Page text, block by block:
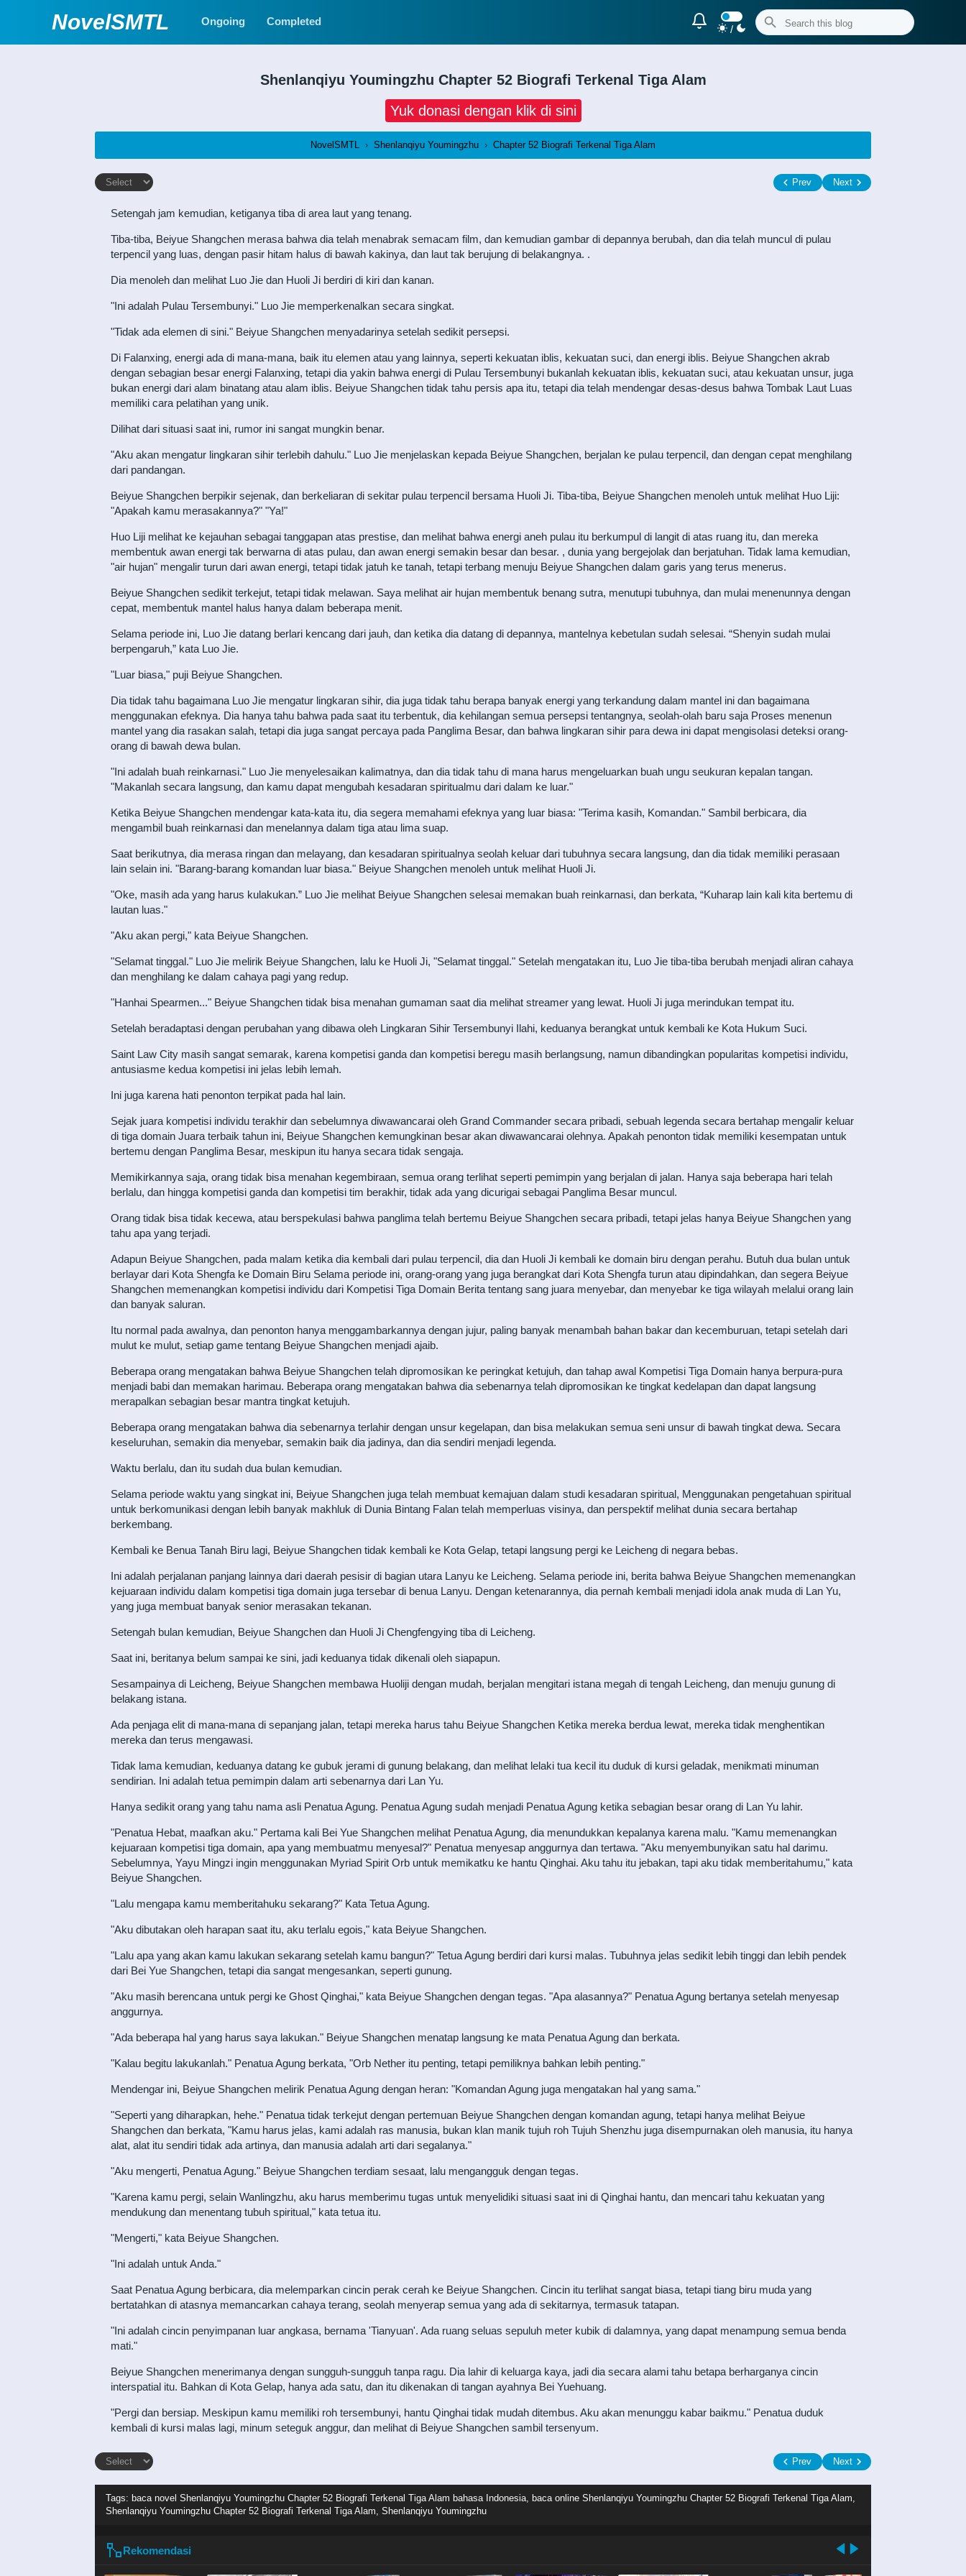
NovelSMTL Ongoing Completed
/
Shenlanqiyu Youmingzhu Chapter 52 Biografi Terkenal Tiga Alam
Yuk donasi dengan klik di sini
NovelSMTL › Shenlanqiyu Youmingzhu › Chapter 52 Biografi Terkenal Tiga Alam
Prev Next
Setengah jam kemudian, ketiganya tiba di area laut yang tenang.
Tiba-tiba, Beiyue Shangchen merasa bahwa dia telah menabrak semacam film, dan kemudian gambar di depannya berubah, dan dia telah muncul di pulau
terpencil yang luas, dengan pasir hitam halus di bawah kakinya, dan laut tak berujung di belakangnya. .
Dia menoleh dan melihat Luo Jie dan Huoli Ji berdiri di kiri dan kanan.
"Ini adalah Pulau Tersembunyi." Luo Jie memperkenalkan secara singkat.
"Tidak ada elemen di sini." Beiyue Shangchen menyadarinya setelah sedikit persepsi.
Di Falanxing, energi ada di mana-mana, baik itu elemen atau yang lainnya, seperti kekuatan iblis, kekuatan suci, dan energi iblis. Beiyue Shangchen akrab
dengan sebagian besar energi Falanxing, tetapi dia yakin bahwa energi di Pulau Tersembunyi bukanlah kekuatan iblis, kekuatan suci, atau kekuatan unsur, juga
bukan energi dari alam binatang atau alam iblis. Beiyue Shangchen tidak tahu persis apa itu, tetapi dia telah mendengar desas-desus bahwa Tombak Laut Luas
memiliki cara pelatihan yang unik.
Dilihat dari situasi saat ini, rumor ini sangat mungkin benar.
"Aku akan mengatur lingkaran sihir terlebih dahulu." Luo Jie menjelaskan kepada Beiyue Shangchen, berjalan ke pulau terpencil, dan dengan cepat menghilang
dari pandangan.
Beiyue Shangchen berpikir sejenak, dan berkeliaran di sekitar pulau terpencil bersama Huoli Ji. Tiba-tiba, Beiyue Shangchen menoleh untuk melihat Huo Liji:
"Apakah kamu merasakannya?" "Ya!"
Huo Liji melihat ke kejauhan sebagai tanggapan atas prestise, dan melihat bahwa energi aneh pulau itu berkumpul di langit di atas ruang itu, dan mereka
membentuk awan energi tak berwarna di atas pulau, dan awan energi semakin besar dan besar. , dunia yang bergejolak dan berjatuhan. Tidak lama kemudian,
"air hujan" mengalir turun dari awan energi, tetapi tidak jatuh ke tanah, tetapi terbang menuju Beiyue Shangchen dalam garis yang terus menerus.
Beiyue Shangchen sedikit terkejut, tetapi tidak melawan. Saya melihat air hujan membentuk benang sutra, menutupi tubuhnya, dan mulai menenunnya dengan
cepat, membentuk mantel halus hanya dalam beberapa menit.
Selama periode ini, Luo Jie datang berlari kencang dari jauh, dan ketika dia datang di depannya, mantelnya kebetulan sudah selesai. “Shenyin sudah mulai
berpengaruh,” kata Luo Jie.
"Luar biasa," puji Beiyue Shangchen.
Dia tidak tahu bagaimana Luo Jie mengatur lingkaran sihir, dia juga tidak tahu berapa banyak energi yang terkandung dalam mantel ini dan bagaimana
menggunakan efeknya. Dia hanya tahu bahwa pada saat itu terbentuk, dia kehilangan semua persepsi tentangnya, seolah-olah baru saja Proses menenun
mantel yang dia rasakan salah, tetapi dia juga sangat percaya pada Panglima Besar, dan bahwa lingkaran sihir para dewa ini dapat mengisolasi deteksi orang-
orang di bawah dewa bulan.
"Ini adalah buah reinkarnasi." Luo Jie menyelesaikan kalimatnya, dan dia tidak tahu di mana harus mengeluarkan buah ungu seukuran kepalan tangan.
"Makanlah secara langsung, dan kamu dapat mengubah kesadaran spiritualmu dari dalam ke luar."
Ketika Beiyue Shangchen mendengar kata-kata itu, dia segera memahami efeknya yang luar biasa: "Terima kasih, Komandan." Sambil berbicara, dia
mengambil buah reinkarnasi dan menelannya dalam tiga atau lima suap.
Saat berikutnya, dia merasa ringan dan melayang, dan kesadaran spiritualnya seolah keluar dari tubuhnya secara langsung, dan dia tidak memiliki perasaan
lain selain ini. "Barang-barang komandan luar biasa." Beiyue Shangchen menoleh untuk melihat Huoli Ji.
"Oke, masih ada yang harus kulakukan.” Luo Jie melihat Beiyue Shangchen selesai memakan buah reinkarnasi, dan berkata, “Kuharap lain kali kita bertemu di
lautan luas."
"Aku akan pergi," kata Beiyue Shangchen.
"Selamat tinggal." Luo Jie melirik Beiyue Shangchen, lalu ke Huoli Ji, "Selamat tinggal." Setelah mengatakan itu, Luo Jie tiba-tiba berubah menjadi aliran cahaya
dan menghilang ke dalam cahaya pagi yang redup.
"Hanhai Spearmen..." Beiyue Shangchen tidak bisa menahan gumaman saat dia melihat streamer yang lewat. Huoli Ji juga merindukan tempat itu.
Setelah beradaptasi dengan perubahan yang dibawa oleh Lingkaran Sihir Tersembunyi Ilahi, keduanya berangkat untuk kembali ke Kota Hukum Suci.
Saint Law City masih sangat semarak, karena kompetisi ganda dan kompetisi beregu masih berlangsung, namun dibandingkan popularitas kompetisi individu,
antusiasme kedua kompetisi ini jelas lebih lemah.
Ini juga karena hati penonton terpikat pada hal lain.
Sejak juara kompetisi individu terakhir dan sebelumnya diwawancarai oleh Grand Commander secara pribadi, sebuah legenda secara bertahap mengalir keluar
di tiga domain Juara terbaik tahun ini, Beiyue Shangchen kemungkinan besar akan diwawancarai olehnya. Apakah penonton tidak memiliki kesempatan untuk
bertemu dengan Panglima Besar, meskipun itu hanya secara tidak sengaja.
Memikirkannya saja, orang tidak bisa menahan kegembiraan, semua orang terlihat seperti pemimpin yang berjalan di jalan. Hanya saja beberapa hari telah
berlalu, dan hingga kompetisi ganda dan kompetisi tim berakhir, tidak ada yang dicurigai sebagai Panglima Besar muncul.
Orang tidak bisa tidak kecewa, atau berspekulasi bahwa panglima telah bertemu Beiyue Shangchen secara pribadi, tetapi jelas hanya Beiyue Shangchen yang
tahu apa yang terjadi.
Adapun Beiyue Shangchen, pada malam ketika dia kembali dari pulau terpencil, dia dan Huoli Ji kembali ke domain biru dengan perahu. Butuh dua bulan untuk
berlayar dari Kota Shengfa ke Domain Biru Selama periode ini, orang-orang yang juga berangkat dari Kota Shengfa turun atau dipindahkan, dan segera Beiyue
Shangchen memenangkan kompetisi individu dari Kompetisi Tiga Domain Berita tentang sang juara menyebar, dan menyebar ke tiga wilayah melalui orang lain
dan banyak saluran.
Itu normal pada awalnya, dan penonton hanya menggambarkannya dengan jujur, paling banyak menambah bahan bakar dan kecemburuan, tetapi setelah dari
mulut ke mulut, setiap game tentang Beiyue Shangchen menjadi ajaib.
Beberapa orang mengatakan bahwa Beiyue Shangchen telah dipromosikan ke peringkat ketujuh, dan tahap awal Kompetisi Tiga Domain hanya berpura-pura
menjadi babi dan memakan harimau. Beberapa orang mengatakan bahwa dia sebenarnya telah dipromosikan ke tingkat kedelapan dan dapat langsung
merapalkan sebagian besar mantra tingkat ketujuh.
Beberapa orang mengatakan bahwa dia sebenarnya terlahir dengan unsur kegelapan, dan bisa melakukan semua seni unsur di bawah tingkat dewa. Secara
keseluruhan, semakin dia menyebar, semakin baik dia jadinya, dan dia sendiri menjadi legenda.
Waktu berlalu, dan itu sudah dua bulan kemudian.
Selama periode waktu yang singkat ini, Beiyue Shangchen juga telah membuat kemajuan dalam studi kesadaran spiritual, Menggunakan pengetahuan spiritual
untuk berkomunikasi dengan lebih banyak makhluk di Dunia Bintang Falan telah memperluas visinya, dan perspektif melihat dunia secara bertahap
berkembang.
Kembali ke Benua Tanah Biru lagi, Beiyue Shangchen tidak kembali ke Kota Gelap, tetapi langsung pergi ke Leicheng di negara bebas.
Ini adalah perjalanan panjang lainnya dari daerah pesisir di bagian utara Lanyu ke Leicheng. Selama periode ini, berita bahwa Beiyue Shangchen memenangkan
kejuaraan individu dalam kompetisi tiga domain juga tersebar di benua Lanyu. Dengan ketenarannya, dia pernah kembali menjadi idola anak muda di Lan Yu,
yang juga membuat banyak senior merasakan tekanan.
Setengah bulan kemudian, Beiyue Shangchen dan Huoli Ji Chengfengying tiba di Leicheng.
Saat ini, beritanya belum sampai ke sini, jadi keduanya tidak dikenali oleh siapapun.
Sesampainya di Leicheng, Beiyue Shangchen membawa Huoliji dengan mudah, berjalan mengitari istana megah di tengah Leicheng, dan menuju gunung di
belakang istana.
Ada penjaga elit di mana-mana di sepanjang jalan, tetapi mereka harus tahu Beiyue Shangchen Ketika mereka berdua lewat, mereka tidak menghentikan
mereka dan terus mengawasi.
Tidak lama kemudian, keduanya datang ke gubuk jerami di gunung belakang, dan melihat lelaki tua kecil itu duduk di kursi geladak, menikmati minuman
sendirian. Ini adalah tetua pemimpin dalam arti sebenarnya dari Lan Yu.
Hanya sedikit orang yang tahu nama asli Penatua Agung. Penatua Agung sudah menjadi Penatua Agung ketika sebagian besar orang di Lan Yu lahir.
"Penatua Hebat, maafkan aku." Pertama kali Bei Yue Shangchen melihat Penatua Agung, dia menundukkan kepalanya karena malu. "Kamu memenangkan
kejuaraan kompetisi tiga domain, apa yang membuatmu menyesal?" Penatua menyesap anggurnya dan tertawa. "Aku menyembunyikan satu hal darimu.
Sebelumnya, Yayu Mingzi ingin menggunakan Myriad Spirit Orb untuk memikatku ke hantu Qinghai. Aku tahu itu jebakan, tapi aku tidak memberitahumu," kata
Beiyue Shangchen.
"Lalu mengapa kamu memberitahuku sekarang?" Kata Tetua Agung.
"Aku dibutakan oleh harapan saat itu, aku terlalu egois," kata Beiyue Shangchen.
"Lalu apa yang akan kamu lakukan sekarang setelah kamu bangun?" Tetua Agung berdiri dari kursi malas. Tubuhnya jelas sedikit lebih tinggi dan lebih pendek
dari Bei Yue Shangchen, tetapi dia sangat mengesankan, seperti gunung.
"Aku masih berencana untuk pergi ke Ghost Qinghai," kata Beiyue Shangchen dengan tegas. "Apa alasannya?" Penatua Agung bertanya setelah menyesap
anggurnya.
"Ada beberapa hal yang harus saya lakukan." Beiyue Shangchen menatap langsung ke mata Penatua Agung dan berkata.
"Kalau begitu lakukanlah." Penatua Agung berkata, "Orb Nether itu penting, tetapi pemiliknya bahkan lebih penting."
Mendengar ini, Beiyue Shangchen melirik Penatua Agung dengan heran: "Komandan Agung juga mengatakan hal yang sama."
"Seperti yang diharapkan, hehe." Penatua tidak terkejut dengan pertemuan Beiyue Shangchen dengan komandan agung, tetapi hanya melihat Beiyue
Shangchen dan berkata, "Kamu harus jelas, kami adalah ras manusia, bukan klan manik tujuh roh Tujuh Shenzhu juga disempurnakan oleh manusia, itu hanya
alat, alat itu sendiri tidak ada artinya, dan manusia adalah arti dari segalanya."
"Aku mengerti, Penatua Agung." Beiyue Shangchen terdiam sesaat, lalu mengangguk dengan tegas.
"Karena kamu pergi, selain Wanlingzhu, aku harus memberimu tugas untuk menyelidiki situasi saat ini di Qinghai hantu, dan mencari tahu kekuatan yang
mendukung dan menentang tubuh spiritual," kata tetua itu.
"Mengerti," kata Beiyue Shangchen.
"Ini adalah untuk Anda."
Saat Penatua Agung berbicara, dia melemparkan cincin perak cerah ke Beiyue Shangchen. Cincin itu terlihat sangat biasa, tetapi tiang biru muda yang
bertatahkan di atasnya memancarkan cahaya terang, seolah menyerap semua yang ada di sekitarnya, termasuk tatapan.
"Ini adalah cincin penyimpanan luar angkasa, bernama 'Tianyuan'. Ada ruang seluas sepuluh meter kubik di dalamnya, yang dapat menampung semua benda
mati."
Beiyue Shangchen menerimanya dengan sungguh-sungguh tanpa ragu. Dia lahir di keluarga kaya, jadi dia secara alami tahu betapa berharganya cincin
interspatial itu. Bahkan di Kota Gelap, hanya ada satu, dan itu dikenakan di tangan ayahnya Bei Yuehuang.
"Pergi dan bersiap. Meskipun kamu memiliki roh tersembunyi, hantu Qinghai tidak mudah ditembus. Aku akan menunggu kabar baikmu." Penatua duduk
kembali di kursi malas lagi, minum seteguk anggur, dan melihat di Beiyue Shangchen sambil tersenyum.
Prev Next
Tags: baca novel Shenlanqiyu Youmingzhu Chapter 52 Biografi Terkenal Tiga Alam bahasa Indonesia, baca online Shenlanqiyu Youmingzhu Chapter 52 Biografi Terkenal Tiga Alam,
Shenlanqiyu Youmingzhu Chapter 52 Biografi Terkenal Tiga Alam, Shenlanqiyu Youmingzhu
Rekomendasi